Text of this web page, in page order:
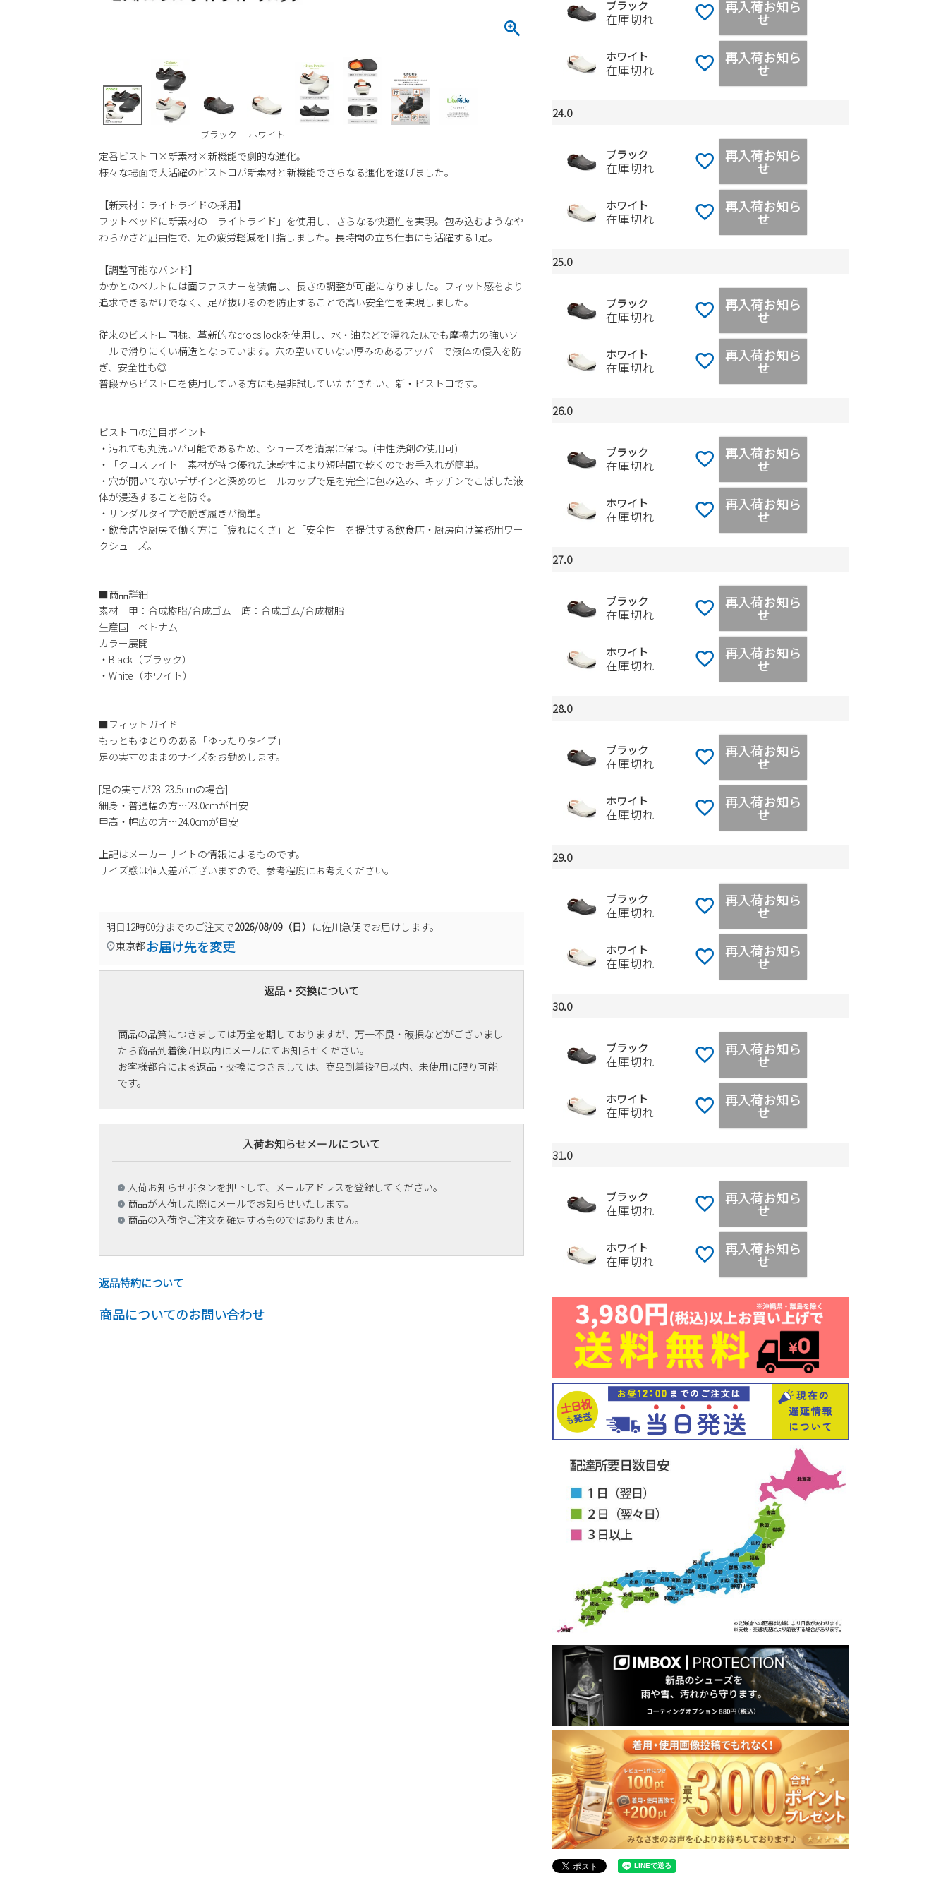
ブラック ホワイト
定番ビストロ×新素材×新機能で劇的な進化。
様々な場面で大活躍のビストロが新素材と新機能でさらなる進化を遂げました。
【新素材：ライトライドの採用】
フットベッドに新素材の「ライトライド」を使用し、さらなる快適性を実現。包み込むようなや
わらかさと屈曲性で、足の疲労軽減を目指しました。長時間の立ち仕事にも活躍する1足。
【調整可能なバンド】
かかとのベルトには面ファスナーを装備し、長さの調整が可能になりました。フィット感をより
追求できるだけでなく、足が抜けるのを防止することで高い安全性を実現しました。
従来のビストロ同様、革新的なcrocs lockを使用し、水・油などで濡れた床でも摩擦力の強いソ
ールで滑りにくい構造となっています。穴の空いていない厚みのあるアッパーで液体の侵入を防
ぎ、安全性も◎
普段からビストロを使用している方にも是非試していただきたい、新・ビストロです。
ビストロの注目ポイント
・汚れても丸洗いが可能であるため、シューズを清潔に保つ。(中性洗剤の使用可)
・「クロスライト」素材が持つ優れた速乾性により短時間で乾くのでお手入れが簡単。
・穴が開いてないデザインと深めのヒールカップで足を完全に包み込み、キッチンでこぼした液
体が浸透することを防ぐ。
・サンダルタイプで脱ぎ履きが簡単。
・飲食店や厨房で働く方に「疲れにくさ」と「安全性」を提供する飲食店・厨房向け業務用ワー
クシューズ。
■商品詳細
素材 甲：合成樹脂/合成ゴム 底：合成ゴム/合成樹脂
生産国 ベトナム
カラー展開
・Black（ブラック）
・White（ホワイト）
■フィットガイド
もっともゆとりのある「ゆったりタイプ」
足の実寸のままのサイズをお勧めします。
[足の実寸が23-23.5cmの場合]
細身・普通幅の方…23.0cmが目安
甲高・幅広の方…24.0cmが目安
上記はメーカーサイトの情報によるものです。
サイズ感は個人差がございますので、参考程度にお考えください。
明日 12時00分までのご注文で2026/08/09（日） に佐川急便でお届けします。
東京都 お届け先を変更
返品・交換について
商品の品質につきましては万全を期しておりますが、万一不良・破損などがございまし
たら商品到着後7日以内にメールにてお知らせください。
お客様都合による返品・交換につきましては、商品到着後7日以内、未使用に限り可能
です。
入荷お知らせメールについて
入荷お知らせボタンを押下して、メールアドレスを登録してください。
商品が入荷した際にメールでお知らせいたします。
商品の入荷やご注文を確定するものではありません。
返品特約について
商品についてのお問い合わせ
ブラック
在庫切れ
再入荷お知ら
せ
ホワイト
在庫切れ
再入荷お知ら
せ
24.0
ブラック
在庫切れ
再入荷お知ら
せ
ホワイト
在庫切れ
再入荷お知ら
せ
25.0
ブラック
在庫切れ
再入荷お知ら
せ
ホワイト
在庫切れ
再入荷お知ら
せ
26.0
ブラック
在庫切れ
再入荷お知ら
せ
ホワイト
在庫切れ
再入荷お知ら
せ
27.0
ブラック
在庫切れ
再入荷お知ら
せ
ホワイト
在庫切れ
再入荷お知ら
せ
28.0
ブラック
在庫切れ
再入荷お知ら
せ
ホワイト
在庫切れ
再入荷お知ら
せ
29.0
ブラック
在庫切れ
再入荷お知ら
せ
ホワイト
在庫切れ
再入荷お知ら
せ
30.0
ブラック
在庫切れ
再入荷お知ら
せ
ホワイト
在庫切れ
再入荷お知ら
せ
31.0
ブラック
在庫切れ
再入荷お知ら
せ
ホワイト
在庫切れ
再入荷お知ら
せ